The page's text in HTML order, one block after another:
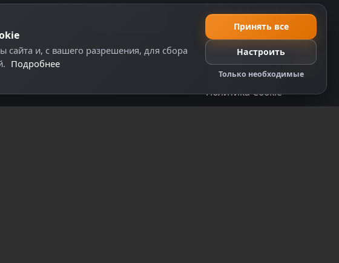
support@dzplay.ru
Пользовательское
соглашение
Политика персональных
данных
Правила оплаты
Политика Cookie
и, с вашего разрешения, для сбора
Подробнее
Принять все
Настроить
Только необходимые